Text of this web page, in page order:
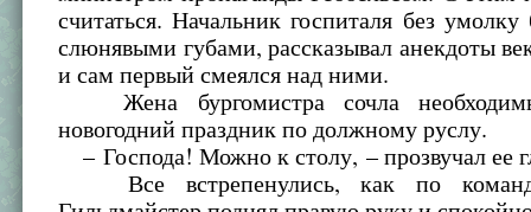
считаться. Начальник госпиталя без
слюнявыми губами, рассказывал анекдоты
и сам первый смеялся над ними.
Жена бургомистра сочла
новогодний праздник по должному руслу.
– Господа! Можно к столу, – прозвучал ее
Все встрепенулись, как по